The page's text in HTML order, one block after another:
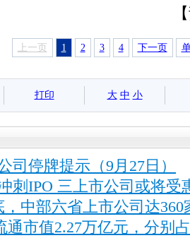
上一页 1 2 3 4 下一页
打印 大 中 小
司停牌提示（9月27日）
刺IPO 三上市公司或将受
，中部六省上市公司达360
通市值2.27万亿元，分别